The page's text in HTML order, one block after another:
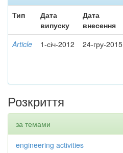
Тип
Дата
випуску
Дата
внесення
Article 1-січ-2012 24-гру-2015
Розкриття
за темами
engineering activities